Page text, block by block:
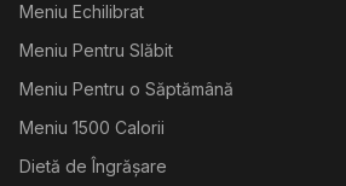
Meniu Echilibrat
Meniu Pentru Slăbit
Meniu Pentru o Săptămână
Meniu 1500 Calorii
Dietă de Îngrășare